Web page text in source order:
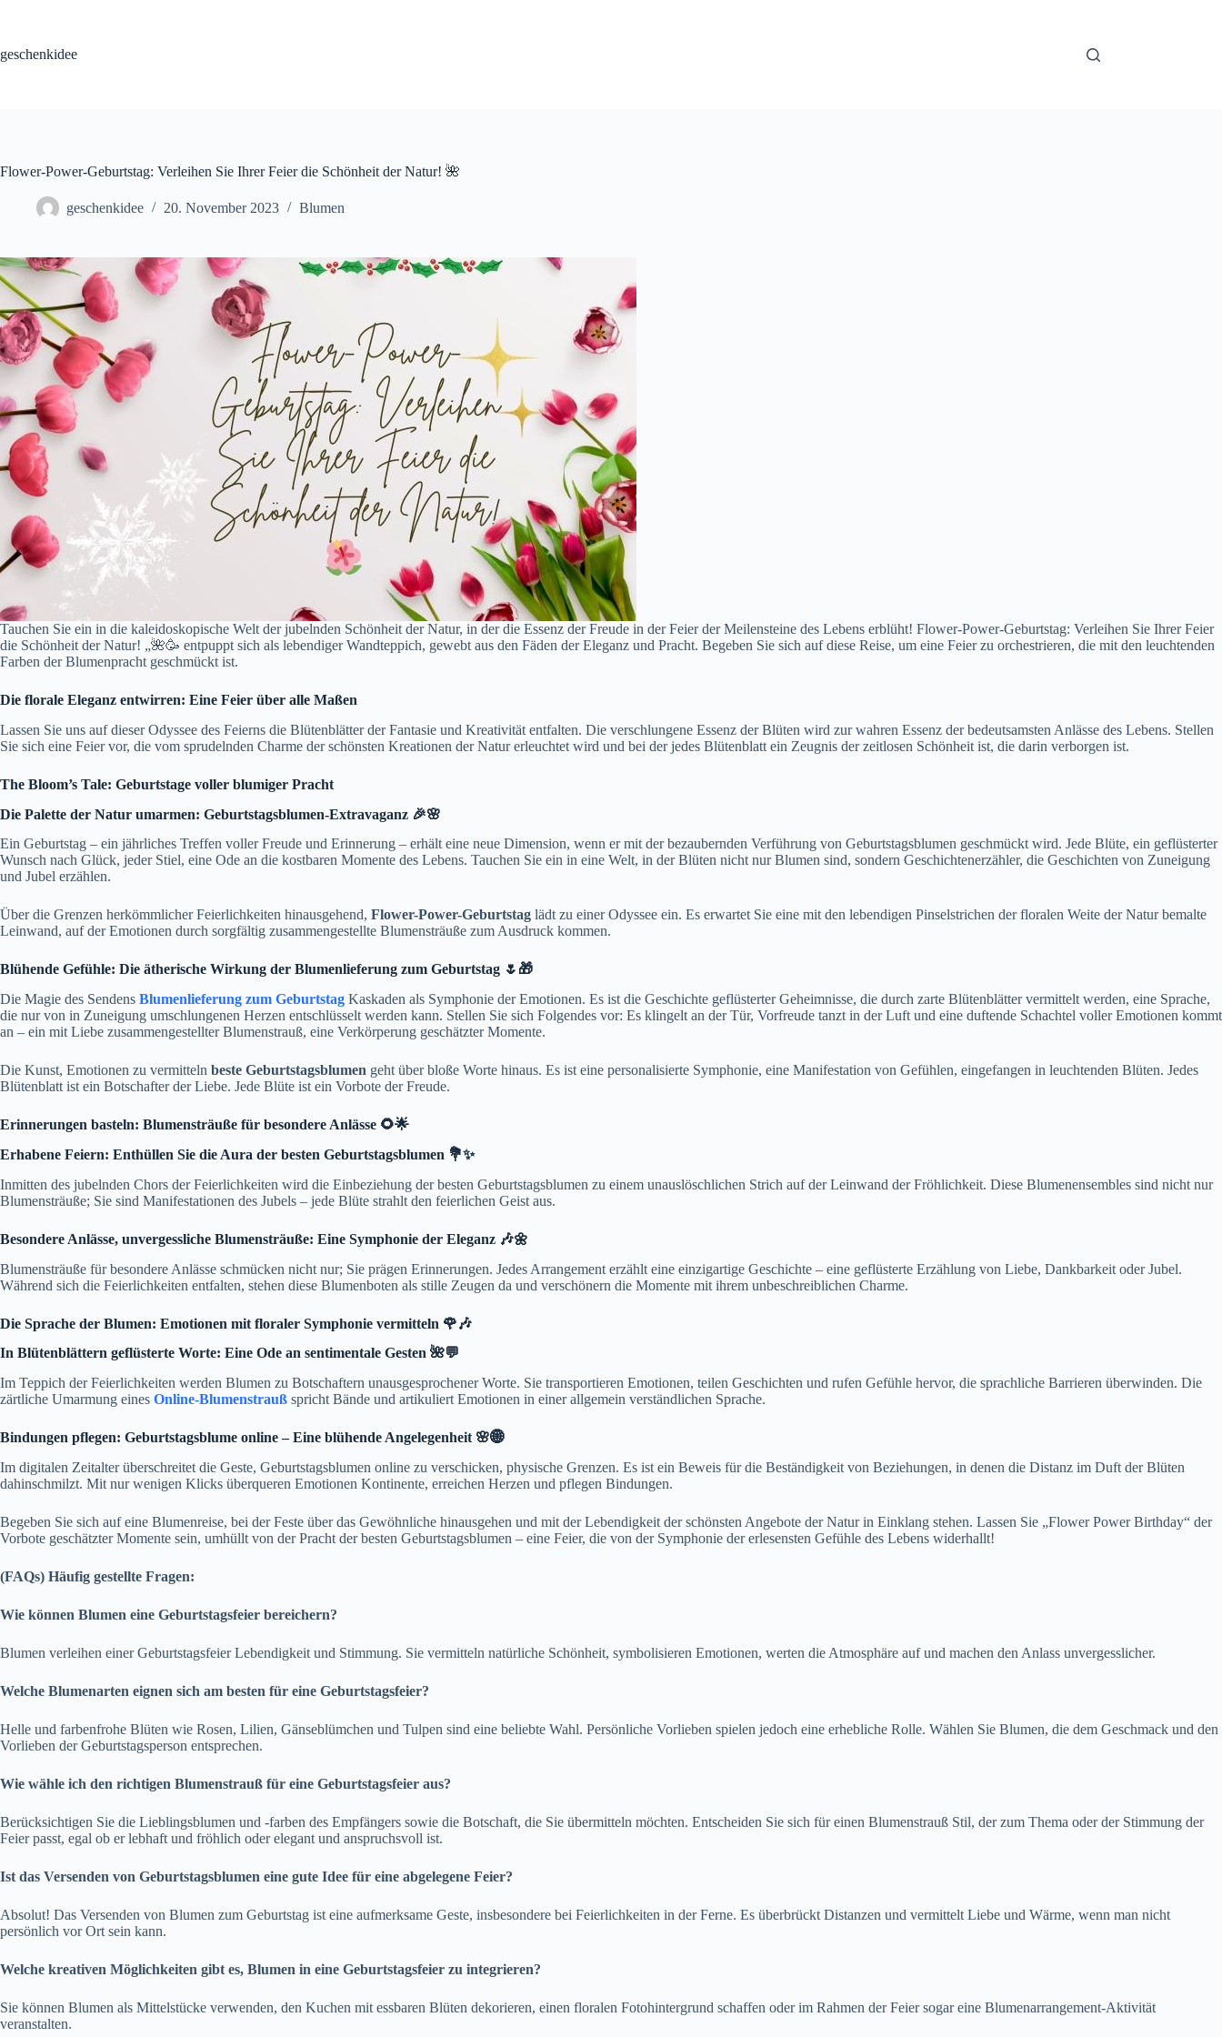
geschenkidee
Flower-Power-Geburtstag: Verleihen Sie Ihrer Feier die Schönheit der Natur! 🌺
geschenkidee 20. November 2023 Blumen
Tauchen Sie ein in die kaleidoskopische Welt der jubelnden Schönheit der Natur, in der die Essenz der Freude in der Feier der Meilensteine ​​des Lebens erblüht! Flower-Power-Geburtstag: Verleihen Sie Ihrer Feier
die Schönheit der Natur! „🌺🥳 entpuppt sich als lebendiger Wandteppich, gewebt aus den Fäden der Eleganz und Pracht. Begeben Sie sich auf diese Reise, um eine Feier zu orchestrieren, die mit den leuchtenden
Farben der Blumenpracht geschmückt ist.
Die florale Eleganz entwirren: Eine Feier über alle Maßen
Lassen Sie uns auf dieser Odyssee des Feierns die Blütenblätter der Fantasie und Kreativität entfalten. Die verschlungene Essenz der Blüten wird zur wahren Essenz der bedeutsamsten Anlässe des Lebens. Stellen
Sie sich eine Feier vor, die vom sprudelnden Charme der schönsten Kreationen der Natur erleuchtet wird und bei der jedes Blütenblatt ein Zeugnis der zeitlosen Schönheit ist, die darin verborgen ist.
The Bloom’s Tale: Geburtstage voller blumiger Pracht
Die Palette der Natur umarmen: Geburtstagsblumen-Extravaganz 🎉🌸
Ein Geburtstag – ein jährliches Treffen voller Freude und Erinnerung – erhält eine neue Dimension, wenn er mit der bezaubernden Verführung von Geburtstagsblumen geschmückt wird. Jede Blüte, ein geflüsterter
Wunsch nach Glück, jeder Stiel, eine Ode an die kostbaren Momente des Lebens. Tauchen Sie ein in eine Welt, in der Blüten nicht nur Blumen sind, sondern Geschichtenerzähler, die Geschichten von Zuneigung
und Jubel erzählen.
Über die Grenzen herkömmlicher Feierlichkeiten hinausgehend, Flower-Power-Geburtstag lädt zu einer Odyssee ein. Es erwartet Sie eine mit den lebendigen Pinselstrichen der floralen Weite der Natur bemalte
Leinwand, auf der Emotionen durch sorgfältig zusammengestellte Blumensträuße zum Ausdruck kommen.
Blühende Gefühle: Die ätherische Wirkung der Blumenlieferung zum Geburtstag 🌷🎁
Die Magie des Sendens Blumenlieferung zum Geburtstag Kaskaden als Symphonie der Emotionen. Es ist die Geschichte geflüsterter Geheimnisse, die durch zarte Blütenblätter vermittelt werden, eine Sprache,
die nur von in Zuneigung umschlungenen Herzen entschlüsselt werden kann. Stellen Sie sich Folgendes vor: Es klingelt an der Tür, Vorfreude tanzt in der Luft und eine duftende Schachtel voller Emotionen kommt
an – ein mit Liebe zusammengestellter Blumenstrauß, eine Verkörperung geschätzter Momente.
Die Kunst, Emotionen zu vermitteln beste Geburtstagsblumen geht über bloße Worte hinaus. Es ist eine personalisierte Symphonie, eine Manifestation von Gefühlen, eingefangen in leuchtenden Blüten. Jedes
Blütenblatt ist ein Botschafter der Liebe. Jede Blüte ist ein Vorbote der Freude.
Erinnerungen basteln: Blumensträuße für besondere Anlässe 🌻🌟
Erhabene Feiern: Enthüllen Sie die Aura der besten Geburtstagsblumen 💐✨
Inmitten des jubelnden Chors der Feierlichkeiten wird die Einbeziehung der besten Geburtstagsblumen zu einem unauslöschlichen Strich auf der Leinwand der Fröhlichkeit. Diese Blumenensembles sind nicht nur
Blumensträuße; Sie sind Manifestationen des Jubels – jede Blüte strahlt den feierlichen Geist aus.
Besondere Anlässe, unvergessliche Blumensträuße: Eine Symphonie der Eleganz 🎶🌼
Blumensträuße für besondere Anlässe schmücken nicht nur; Sie prägen Erinnerungen. Jedes Arrangement erzählt eine einzigartige Geschichte – eine geflüsterte Erzählung von Liebe, Dankbarkeit oder Jubel.
Während sich die Feierlichkeiten entfalten, stehen diese Blumenboten als stille Zeugen da und verschönern die Momente mit ihrem unbeschreiblichen Charme.
Die Sprache der Blumen: Emotionen mit floraler Symphonie vermitteln 🌹🎶
In Blütenblättern geflüsterte Worte: Eine Ode an sentimentale Gesten 🌺💬
Im Teppich der Feierlichkeiten werden Blumen zu Botschaftern unausgesprochener Worte. Sie transportieren Emotionen, teilen Geschichten und rufen Gefühle hervor, die sprachliche Barrieren überwinden. Die
zärtliche Umarmung eines Online-Blumenstrauß spricht Bände und artikuliert Emotionen in einer allgemein verständlichen Sprache.
Bindungen pflegen: Geburtstagsblume online – Eine blühende Angelegenheit 🌸🌐
Im digitalen Zeitalter überschreitet die Geste, Geburtstagsblumen online zu verschicken, physische Grenzen. Es ist ein Beweis für die Beständigkeit von Beziehungen, in denen die Distanz im Duft der Blüten
dahinschmilzt. Mit nur wenigen Klicks überqueren Emotionen Kontinente, erreichen Herzen und pflegen Bindungen.
Begeben Sie sich auf eine Blumenreise, bei der Feste über das Gewöhnliche hinausgehen und mit der Lebendigkeit der schönsten Angebote der Natur in Einklang stehen. Lassen Sie „Flower Power Birthday“ der
Vorbote geschätzter Momente sein, umhüllt von der Pracht der besten Geburtstagsblumen – eine Feier, die von der Symphonie der erlesensten Gefühle des Lebens widerhallt!
(FAQs) Häufig gestellte Fragen:
Wie können Blumen eine Geburtstagsfeier bereichern?
Blumen verleihen einer Geburtstagsfeier Lebendigkeit und Stimmung. Sie vermitteln natürliche Schönheit, symbolisieren Emotionen, werten die Atmosphäre auf und machen den Anlass unvergesslicher.
Welche Blumenarten eignen sich am besten für eine Geburtstagsfeier?
Helle und farbenfrohe Blüten wie Rosen, Lilien, Gänseblümchen und Tulpen sind eine beliebte Wahl. Persönliche Vorlieben spielen jedoch eine erhebliche Rolle. Wählen Sie Blumen, die dem Geschmack und den
Vorlieben der Geburtstagsperson entsprechen.
Wie wähle ich den richtigen Blumenstrauß für eine Geburtstagsfeier aus?
Berücksichtigen Sie die Lieblingsblumen und -farben des Empfängers sowie die Botschaft, die Sie übermitteln möchten. Entscheiden Sie sich für einen Blumenstrauß Stil, der zum Thema oder der Stimmung der
Feier passt, egal ob er lebhaft und fröhlich oder elegant und anspruchsvoll ist.
Ist das Versenden von Geburtstagsblumen eine gute Idee für eine abgelegene Feier?
Absolut! Das Versenden von Blumen zum Geburtstag ist eine aufmerksame Geste, insbesondere bei Feierlichkeiten in der Ferne. Es überbrückt Distanzen und vermittelt Liebe und Wärme, wenn man nicht
persönlich vor Ort sein kann.
Welche kreativen Möglichkeiten gibt es, Blumen in eine Geburtstagsfeier zu integrieren?
Sie können Blumen als Mittelstücke verwenden, den Kuchen mit essbaren Blüten dekorieren, einen floralen Fotohintergrund schaffen oder im Rahmen der Feier sogar eine Blumenarrangement-Aktivität
veranstalten.